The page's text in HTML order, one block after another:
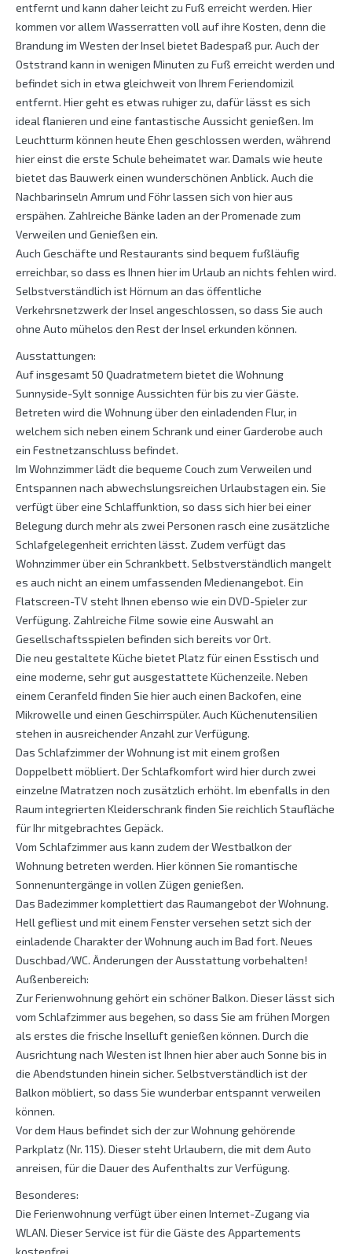
entfernt und kann daher leicht zu Fuß erreicht werden. Hier
kommen vor allem Wasserratten voll auf ihre Kosten, denn die
Brandung im Westen der Insel bietet Badespaß pur. Auch der
Oststrand kann in wenigen Minuten zu Fuß erreicht werden und
befindet sich in etwa gleichweit von Ihrem Feriendomizil
entfernt. Hier geht es etwas ruhiger zu, dafür lässt es sich
ideal flanieren und eine fantastische Aussicht genießen. Im
Leuchtturm können heute Ehen geschlossen werden, während
hier einst die erste Schule beheimatet war. Damals wie heute
bietet das Bauwerk einen wunderschönen Anblick. Auch die
Nachbarinseln Amrum und Föhr lassen sich von hier aus
erspähen. Zahlreiche Bänke laden an der Promenade zum
Verweilen und Genießen ein.
Auch Geschäfte und Restaurants sind bequem fußläufig
erreichbar, so dass es Ihnen hier im Urlaub an nichts fehlen wird.
Selbstverständlich ist Hörnum an das öffentliche
Verkehrsnetzwerk der Insel angeschlossen, so dass Sie auch
ohne Auto mühelos den Rest der Insel erkunden können.
Ausstattungen:
Auf insgesamt 50 Quadratmetern bietet die Wohnung
Sunnyside-Sylt sonnige Aussichten für bis zu vier Gäste.
Betreten wird die Wohnung über den einladenden Flur, in
welchem sich neben einem Schrank und einer Garderobe auch
ein Festnetzanschluss befindet.
Im Wohnzimmer lädt die bequeme Couch zum Verweilen und
Entspannen nach abwechslungsreichen Urlaubstagen ein. Sie
verfügt über eine Schlaffunktion, so dass sich hier bei einer
Belegung durch mehr als zwei Personen rasch eine zusätzliche
Schlafgelegenheit errichten lässt. Zudem verfügt das
Wohnzimmer über ein Schrankbett. Selbstverständlich mangelt
es auch nicht an einem umfassenden Medienangebot. Ein
Flatscreen-TV steht Ihnen ebenso wie ein DVD-Spieler zur
Verfügung. Zahlreiche Filme sowie eine Auswahl an
Gesellschaftsspielen befinden sich bereits vor Ort.
Die neu gestaltete Küche bietet Platz für einen Esstisch und
eine moderne, sehr gut ausgestattete Küchenzeile. Neben
einem Ceranfeld finden Sie hier auch einen Backofen, eine
Mikrowelle und einen Geschirrspüler. Auch Küchenutensilien
stehen in ausreichender Anzahl zur Verfügung.
Das Schlafzimmer der Wohnung ist mit einem großen
Doppelbett möbliert. Der Schlafkomfort wird hier durch zwei
einzelne Matratzen noch zusätzlich erhöht. Im ebenfalls in den
Raum integrierten Kleiderschrank finden Sie reichlich Staufläche
für Ihr mitgebrachtes Gepäck.
Vom Schlafzimmer aus kann zudem der Westbalkon der
Wohnung betreten werden. Hier können Sie romantische
Sonnenuntergänge in vollen Zügen genießen.
Das Badezimmer komplettiert das Raumangebot der Wohnung.
Hell gefliest und mit einem Fenster versehen setzt sich der
einladende Charakter der Wohnung auch im Bad fort. Neues
Duschbad/WC. Änderungen der Ausstattung vorbehalten!
Außenbereich:
Zur Ferienwohnung gehört ein schöner Balkon. Dieser lässt sich
vom Schlafzimmer aus begehen, so dass Sie am frühen Morgen
als erstes die frische Inselluft genießen können. Durch die
Ausrichtung nach Westen ist Ihnen hier aber auch Sonne bis in
die Abendstunden hinein sicher. Selbstverständlich ist der
Balkon möbliert, so dass Sie wunderbar entspannt verweilen
können.
Vor dem Haus befindet sich der zur Wohnung gehörende
Parkplatz (Nr. 115). Dieser steht Urlaubern, die mit dem Auto
anreisen, für die Dauer des Aufenthalts zur Verfügung.
Besonderes:
Die Ferienwohnung verfügt über einen Internet-Zugang via
WLAN. Dieser Service ist für die Gäste des Appartements
kostenfrei.